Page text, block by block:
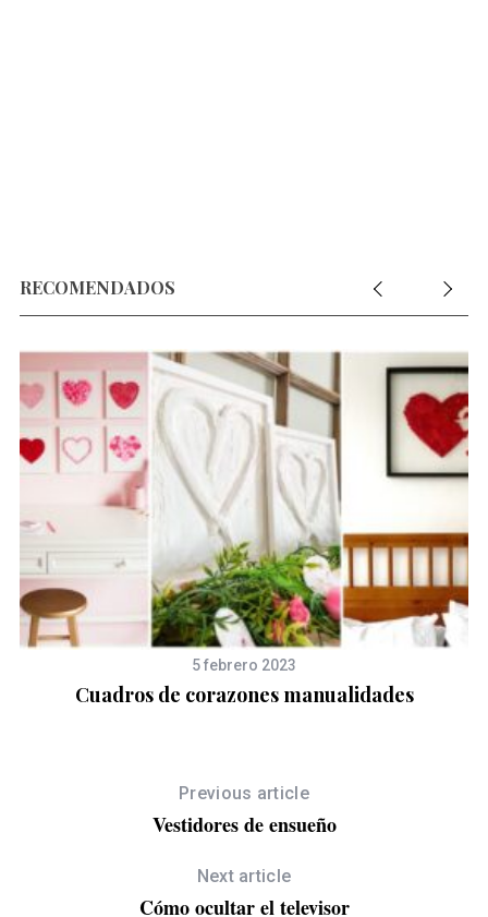
RECOMENDADOS
5 febrero 2023
Cuadros de corazones manualidades
Previous article
Vestidores de ensueño
Next article
Cómo ocultar el televisor